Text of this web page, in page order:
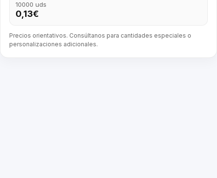
10000 uds
0,13€
Precios orientativos. Consúltanos para cantidades especiales o
personalizaciones adicionales.